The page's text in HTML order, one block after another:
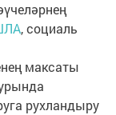
, социаль
максаты
рухландыру